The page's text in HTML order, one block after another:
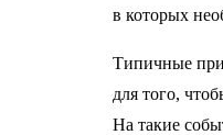
в которых
Типичные
для того,
На такие